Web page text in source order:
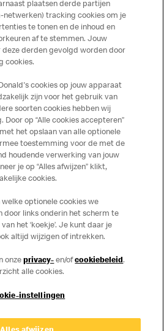
streeft er naar om de
altijd up to date
informatie is alleen van
verkochte producten. Voor
en allergenen kijk
of in de McDonald’s App.
plaatsen derde partijen
netwerken) tracking cookies om je
te tonen en de inhoud en
af te stemmen. Jouw
derden gevolgd worden door
cookies.
cookies op jouw apparaat
zijn voor het gebruik van
soorten cookies hebben wij
op “Alle cookies accepteren”
het opslaan van alle optionele
toestemming voor de met de
houdende verwerking van jouw
je op “Alles afwijzen” klikt,
cookies.
optionele cookies we
door links onderin het scherm te
het ‘koekje’. Je kunt daar je
altijd wijzigen of intrekken.
onzeprivacy- en/ofcookiebeleid.
alle cookies.
instellingen